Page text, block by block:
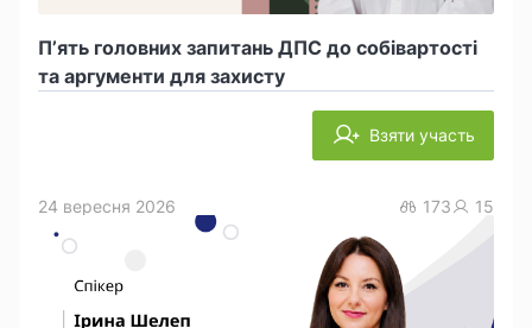
П’ять головних запитань ДПС до собівартості
та аргументи для захисту
Взяти участь
24 вересня 2026 173 15